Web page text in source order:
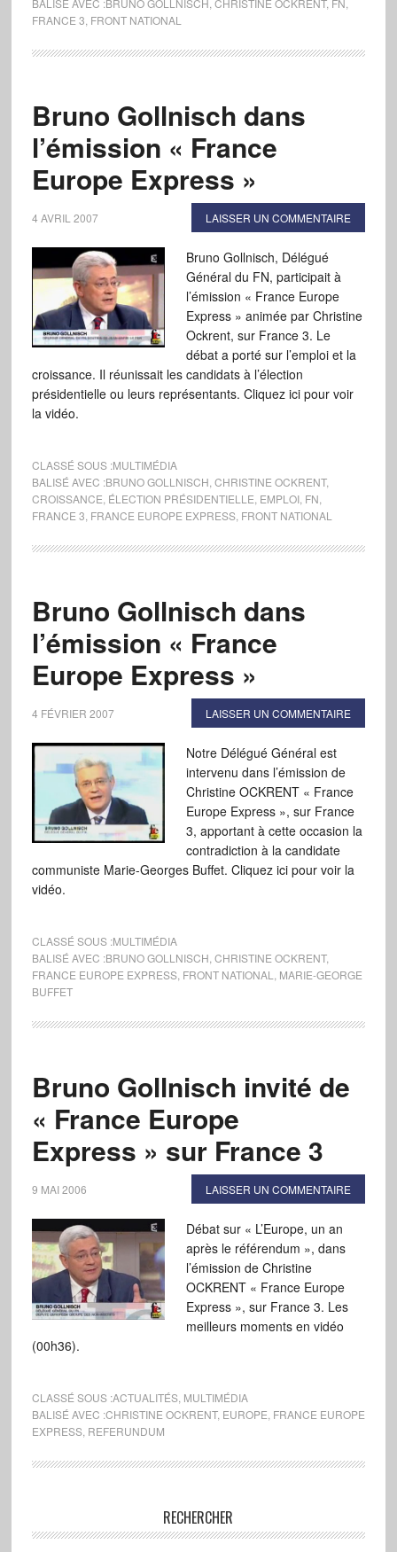
BALISÉ AVEC :BRUNO GOLLNISCH CHRISTINE OCKRENT, FN
FRANCE 3 FRONT NATIONAL
Bruno Gollnisch dans
l’émission « France
Europe Express »
4 AVRIL 2007 LAISSER UN COMMENTAIRE
Bruno Gollnisch, Délégué
Général du FN, participait à
l’émission « France Europe
Express » animée par Christine
Ockrent, sur France 3. Le
débat a porté sur l’emploi et la
croissance. Il réunissait les candidats à l’élection
présidentielle ou leurs représentants. Cliquez ici pour voir
la vidéo.
CLASSÉ SOUS :MULTIMÉDIA
BALISÉ AVEC :BRUNO GOLLNISCH CHRISTINE OCKRENT,
CROISSANCE ÉLECTION PRÉSIDENTIELLE EMPLOI, FN
FRANCE 3 FRANCE EUROPE EXPRESS, FRONT NATIONAL
Bruno Gollnisch dans
l’émission « France
Europe Express »
4 FÉVRIER 2007 LAISSER UN COMMENTAIRE
Notre Délégué Général est
intervenu dans l’émission de
Christine OCKRENT « France
Europe Express », sur France
3, apportant à cette occasion la
contradiction à la candidate
communiste Marie-Georges Buffet. Cliquez ici pour voir la
vidéo.
CLASSÉ SOUS :MULTIMÉDIA
BALISÉ AVEC :BRUNO GOLLNISCH CHRISTINE OCKRENT,
FRANCE EUROPE EXPRESS, FRONT NATIONAL
MARIE-GEORGE
BUFFET
Bruno Gollnisch invité de
« France Europe
Express » sur France 3
9 MAI 2006 LAISSER UN COMMENTAIRE
Débat sur « L’Europe, un an
après le référendum », dans
l’émission de Christine
OCKRENT « France Europe
Express », sur France 3. Les
meilleurs moments en vidéo
(00h36).
CLASSÉ SOUS :ACTUALITÉS, MULTIMÉDIA
BALISÉ AVEC :CHRISTINE OCKRENT, EUROPE FRANCE EUROPE
EXPRESS, REFERUNDUM
RECHERCHER